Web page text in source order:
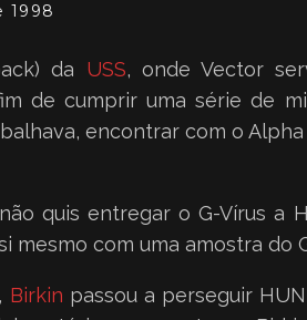
1998
da USS, onde Vector
de cumprir uma série de
encontrar com o
quis entregar o G-Vírus a
mesmo com uma amostra do
Birkin passou a perseguir